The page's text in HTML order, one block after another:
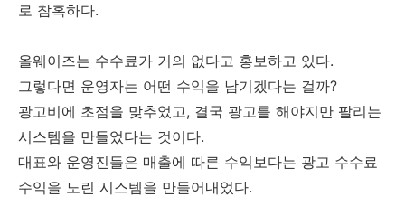
로 참혹하다.
올웨이즈는 수수료가 거의 없다고 홍보하고 있다.
그렇다면 운영자는 어떤 수익을 남기겠다는 걸까?
광고비에 초점을 맞추었고, 결국 광고를 해야지만 팔리는
시스템을 만들었다는 것이다.
대표와 운영진들은 매출에 따른 수익보다는 광고 수수료
수익을 노린 시스템을 만들어내었다.